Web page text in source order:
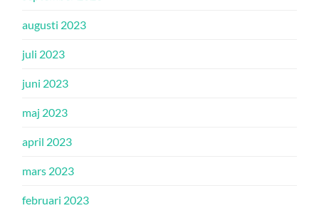
augusti 2023
juli 2023
juni 2023
maj 2023
april 2023
mars 2023
februari 2023